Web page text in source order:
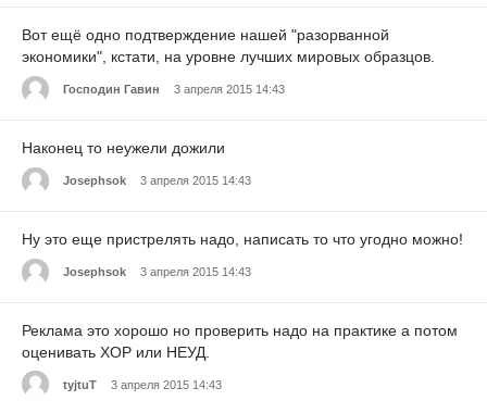
Вот ещё одно подтверждение нашей "разорванной
экономики", кстати, на уровне лучших мировых образцов.
Господин Гавин 3 апреля 2015 14:43
Наконец то неужели дожили
Josephsok 3 апреля 2015 14:43
Ну это еще пристрелять надо, написать то что угодно можно!
Josephsok 3 апреля 2015 14:43
Реклама это хорошо но проверить надо на практике а потом
оценивать ХОР или НЕУД.
tyjtuT 3 апреля 2015 14:43